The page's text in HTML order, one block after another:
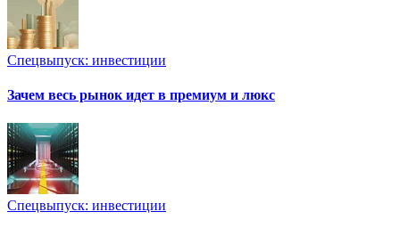
Спецвыпуск: инвестиции
Зачем весь рынок идет в премиум и люкс
Спецвыпуск: инвестиции